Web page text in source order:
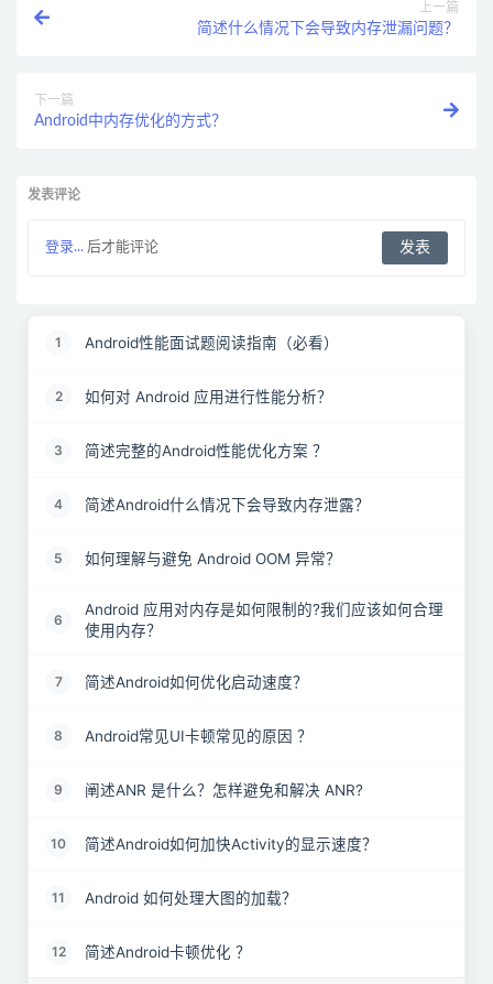
上一篇
简述什么情况下会导致内存泄漏问题？
下一篇
Android中内存优化的方式？
发表评论
登录... 后才能评论
1 Android性能面试题阅读指南（必看）
2 如何对 Android 应用进行性能分析？
3 简述完整的Android性能优化方案 ？
4 简述Android什么情况下会导致内存泄露？
5 如何理解与避免 Android OOM 异常？
6
Android 应用对内存是如何限制的?我们应该如何合理
使用内存？
7 简述Android如何优化启动速度？
8 Android常见UI卡顿常见的原因 ？
9 阐述ANR 是什么？怎样避免和解决 ANR?
10 简述Android如何加快Activity的显示速度？
11 Android 如何处理大图的加载？
12 简述Android卡顿优化 ？